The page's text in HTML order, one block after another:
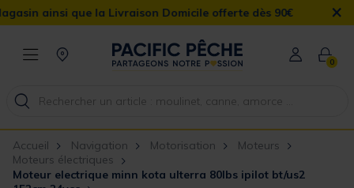
que la Livraison Domicile offerte dès 90€ ×
0
Accueil Navigation Motorisation
Moteurs
Moteurs électriques
Moteur electrique minn kota ulterra 80lbs ipilot bt/us2